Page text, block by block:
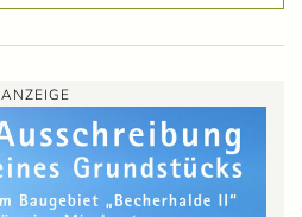
ANZEIGE